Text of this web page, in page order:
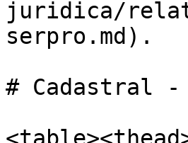
juridica/
serpro.md).
# Cadastral -